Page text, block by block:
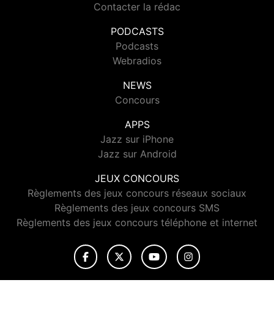
Contacter la rédac
PODCASTS
Podcasts
Webradios
NEWS
Concours
APPS
Jazz sur iPhone
Jazz sur Android
JEUX CONCOURS
Règlements des jeux concours réseaux sociaux
Règlements des jeux concours SMS
Règlements des jeux concours téléphone et internet